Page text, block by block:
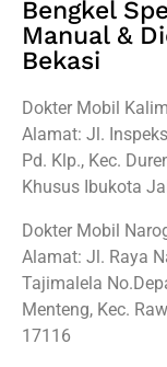
Bengkel
Manual &
Bekasi
Dokter Mobil
Alamat: Jl.
Pd. Klp., Kec.
Khusus Ibukota
Dokter Mobil
Alamat: Jl. Raya
Tajimalela
Menteng, Kec.
17116